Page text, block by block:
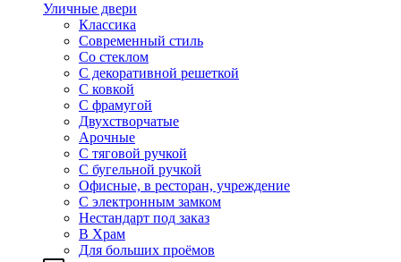
Уличные двери
Классика
Современный стиль
Со стеклом
С декоративной решеткой
С ковкой
С фрамугой
Двухстворчатые
Арочные
С тяговой ручкой
С бугельной ручкой
Офисные, в ресторан, учреждение
С электронным замком
Нестандарт под заказ
В Храм
Для больших проёмов